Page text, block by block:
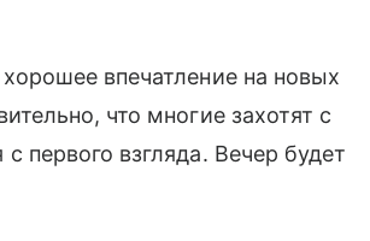
впечатление на новых
что многие захотят с
первого взгляда. Вечер будет